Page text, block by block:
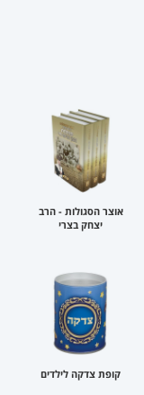
אוצר הסגולות - הרב
יצחק בצרי
קופת צדקה לילדים